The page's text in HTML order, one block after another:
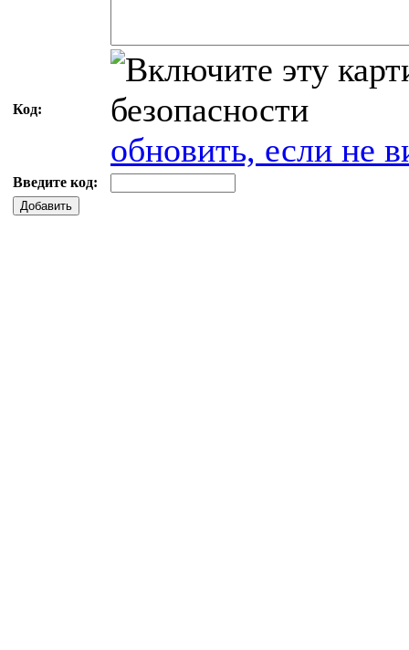
Код:
обновить, если не
Введите код:
Добавить